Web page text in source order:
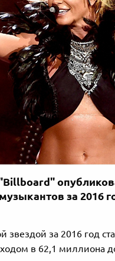
за 2016
звездой за 2016 год
в 62,1 миллиона